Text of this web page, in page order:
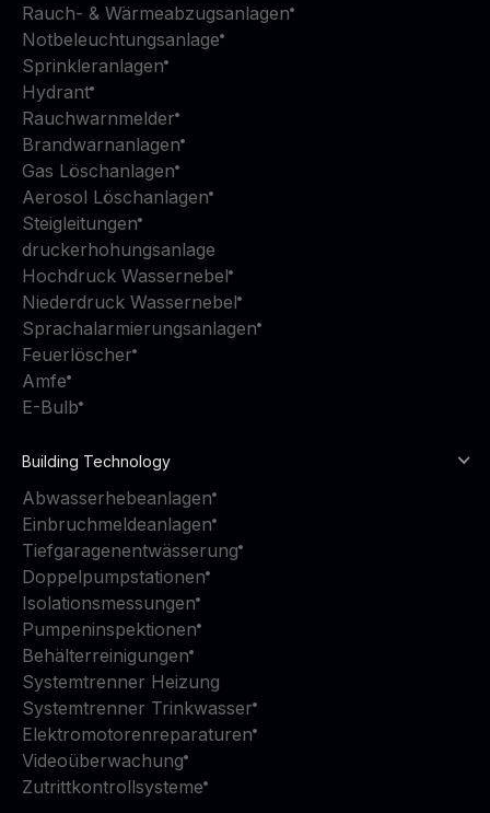
Rauch- & Wärmeabzugsanlagen
Notbeleuchtungsanlage
Sprinkleranlagen
Hydrant
Rauchwarnmelder
Brandwarnanlagen
Gas Löschanlagen
Aerosol Löschanlagen
Steigleitungen
druckerhohungsanlage
Hochdruck Wassernebel
Niederdruck Wassernebel
Sprachalarmierungsanlagen
Feuerlöscher
Amfe
E-Bulb
Building Technology
Abwasserhebeanlagen
Einbruchmeldeanlagen
Tiefgaragenentwässerung
Doppelpumpstationen
Isolationsmessungen
Pumpeninspektionen
Behälterreinigungen
Systemtrenner Heizung
Systemtrenner Trinkwasser
Elektromotorenreparaturen
Videoüberwachung
Zutrittkontrollsysteme